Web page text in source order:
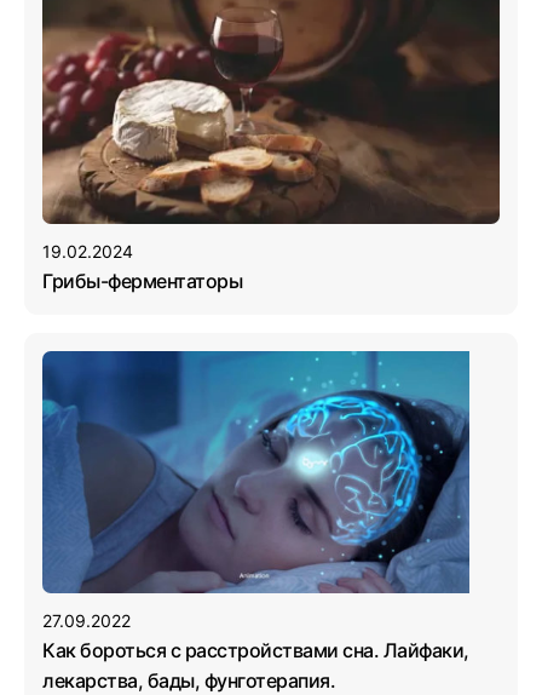
19.02.2024
Грибы-ферментаторы
27.09.2022
Как бороться с расстройствами сна. Лайфаки,
лекарства, бады, фунготерапия.